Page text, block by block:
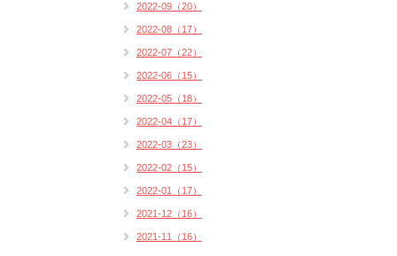
2022-09（20）
2022-08（17）
2022-07（22）
2022-06（15）
2022-05（18）
2022-04（17）
2022-03（23）
2022-02（15）
2022-01（17）
2021-12（16）
2021-11（16）